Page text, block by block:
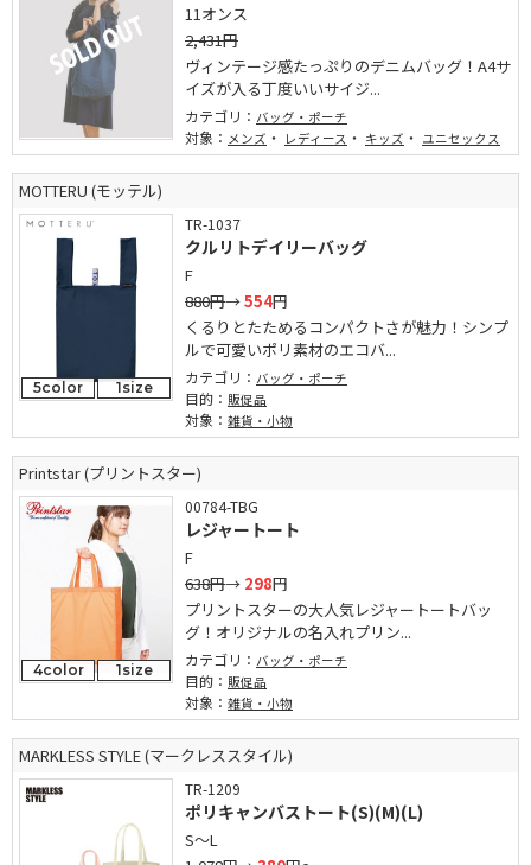
11オンス
2,431円
ヴィンテージ感たっぷりのデニムバッグ！A4サ
イズが入る丁度いいサイジ...
カテゴリ： バッグ・ポーチ
対象： メンズ ・ レディース ・ キッズ ・ ユニセックス
MOTTERU (モッテル)
5color 1size
TR-1037
クルリトデイリーバッグ
F
880円→554円
くるりとたためるコンパクトさが魅力！シンプ
ルで可愛いポリ素材のエコバ...
カテゴリ： バッグ・ポーチ
目的： 販促品
対象： 雑貨・小物
Printstar (プリントスター)
4color 1size
00784-TBG
レジャートート
F
638円→ 298円
プリントスターの大人気レジャートートバッ
グ！オリジナルの名入れプリン...
カテゴリ： バッグ・ポーチ
目的： 販促品
対象： 雑貨・小物
MARKLESS STYLE (マークレススタイル)
TR-1209
ポリキャンバストート(S)(M)(L)
S～L